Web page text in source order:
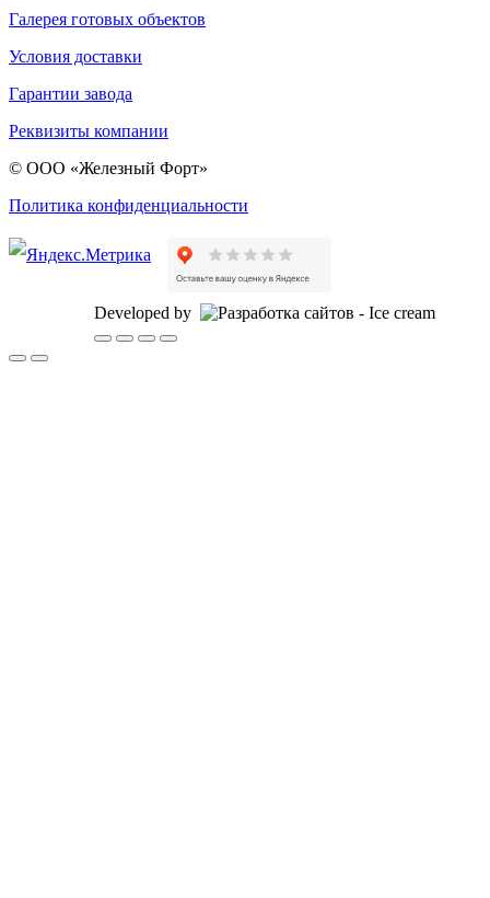
Галерея готовых объектов
Условия доставки
Гарантии завода
Реквизиты компании
© ООО «Железный Форт»
Политика конфиденциальности
Developed by